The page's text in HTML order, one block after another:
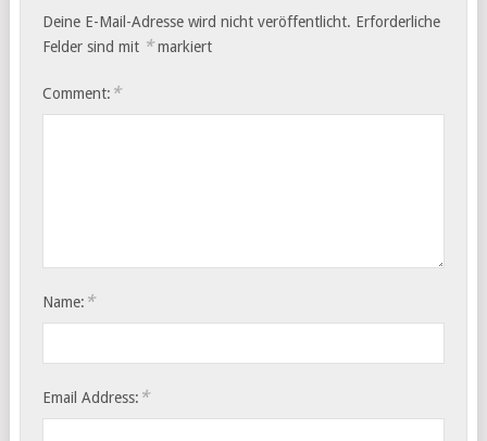
Deine E-Mail-Adresse wird nicht veröffentlicht. Erforderliche
Felder sind mit *markiert
Comment: *
Name: *
Email Address: *